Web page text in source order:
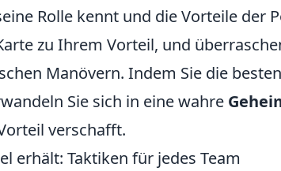
Rolle kennt und die Vorteile der
zu Ihrem Vorteil, und
Manövern. Indem Sie die
Sie sich in eine wahre
verschafft.
erhält: Taktiken für jedes Team